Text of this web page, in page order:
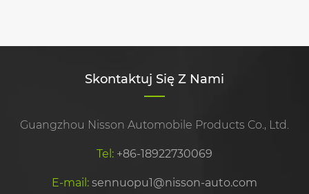
Skontaktuj Się Z Nami
Guangzhou Nisson Automobile Products Co., Ltd.
Tel: +86-18922730069
E-mail: sennuopu1@nisson-auto.com